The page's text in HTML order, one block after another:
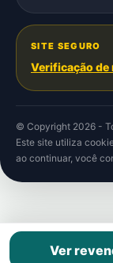
SITE SEGURO
Verificação de
© Copyright 2026 -
Este site utiliza
ao continuar, você
Ver